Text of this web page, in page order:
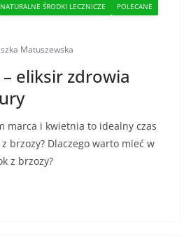
NATURALNE ŚRODKI LECZNICZE
POLECANE
Matuszewska
– eliksir zdrowia
marca i kwietnia to idealny czas
brzozy? Dlaczego warto mieć w
z brzozy?